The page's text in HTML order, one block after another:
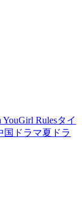
YouGirl Rulesタイ
国ドラマ夏ドラ